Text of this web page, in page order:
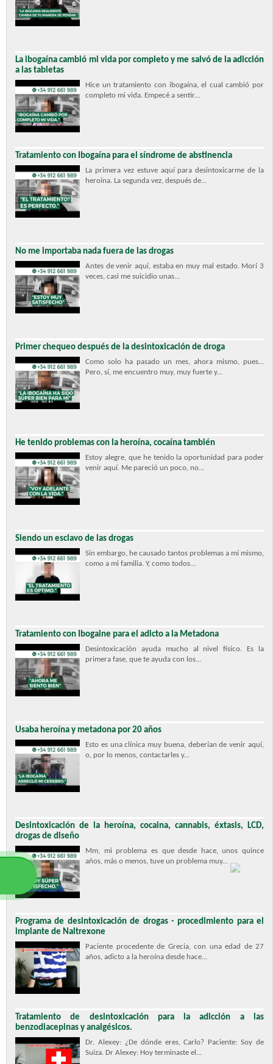
La ibogaína cambió mi vida por completo y me salvó de la adicción
a las tabletas
Hice un tratamiento con ibogaína, el cual cambió por
completo mi vida. Empecé a sentir...
Tratamiento con Ibogaína para el síndrome de abstinencia
La primera vez estuve aquí para desintoxicarme de la
heroína. La segunda vez, después de...
No me importaba nada fuera de las drogas
Antes de venir aquí, estaba en muy mal estado. Morí 3
veces, casi me suicidio unas...
Primer chequeo después de la desintoxicación de droga
Como solo ha pasado un mes, ahora mismo, pues…
Pero, sí, me encuentro muy, muy fuerte y...
He tenido problemas con la heroína, cocaína también
Estoy alegre, que he tenido la oportunidad para poder
venir aquí. Me pareció un poco, no...
Siendo un esclavo de las drogas
Sin embargo, he causado tantos problemas a mí mismo,
como a mi familia. Y, como todos...
Tratamiento con Ibogaine para el adicto a la Metadona
Desintoxicación ayuda mucho al nivel físico. Es la
primera fase, que te ayuda con los...
Usaba heroína y metadona por 20 años
Esto es una clínica muy buena, deberían de venir aquí,
o, por lo menos, contactarles y...
Desintoxicación de la heroína, cocaina, cannabis, éxtasis, LCD,
drogas de diseño
Mm, mi problema es que desde hace, unos quince
años, más o menos, tuve un problema muy...
Programa de desintoxicación de drogas - procedimiento para el
implante de Naltrexone
Paciente procedente de Grecia, con una edad de 27
años, adicto a la heroína desde hace...
Tratamiento de desintoxicación para la adicción a las
benzodiacepinas y analgésicos.
Dr. Alexey: ¿De dónde eres, Carlo? Paciente: Soy de
Suiza. Dr Alexey: Hoy terminaste el...